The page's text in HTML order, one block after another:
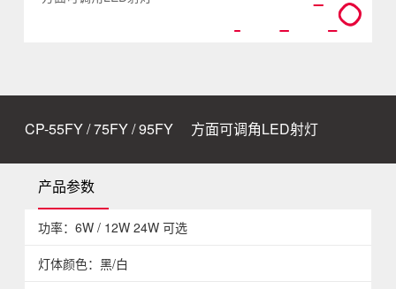
CP-55FY / 75FY / 95FY 方面可调角LED射灯
产品参数
功率：6W / 12W 24W 可选
灯体颜色：黑/白